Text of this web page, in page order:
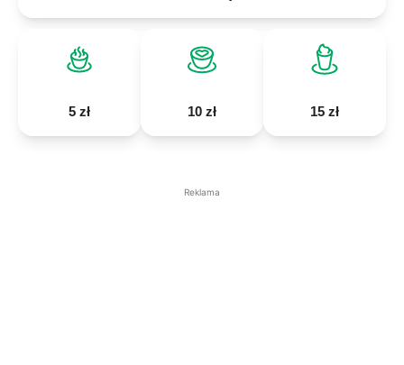
5 zł 10 zł 15 zł
Reklama